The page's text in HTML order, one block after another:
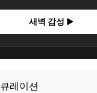
새벽 감성 ▶
레이션